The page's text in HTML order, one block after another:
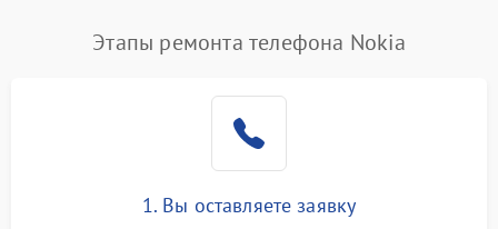
Этапы ремонта телефона Nokia
1. Вы оставляете заявку